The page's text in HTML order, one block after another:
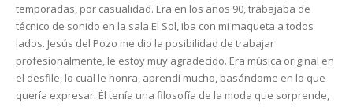
temporadas, por casualidad. Era en los años 90, trabajaba de
técnico de sonido en la sala El Sol, iba con mi maqueta a todos
lados. Jesús del Pozo me dio la posibilidad de trabajar
profesionalmente, le estoy muy agradecido. Era música original en
el desfile, lo cual le honra, aprendí mucho, basándome en lo que
quería expresar. Él tenía una filosofía de la moda que sorprende,